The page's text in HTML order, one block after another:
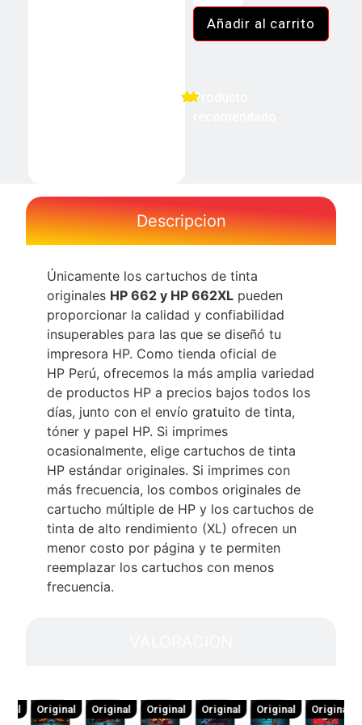
Añadir al carrito
Producto
Descripcion
Únicamente los cartuchos de tinta
originales HP 662 y HP 662XL pueden
proporcionar la calidad y confiabilidad
insuperables para las que se diseñó tu
impresora HP. Como tienda oficial de
HP Perú, ofrecemos la más amplia variedad
de productos HP a precios bajos todos los
días, junto con el envío gratuito de tinta,
tóner y papel HP. Si imprimes
ocasionalmente, elige cartuchos de tinta
HP estándar originales. Si imprimes con
más frecuencia, los combos originales de
cartucho múltiple de HP y los cartuchos de
tinta de alto rendimiento (XL) ofrecen un
menor costo por página y te permiten
reemplazar los cartuchos con menos
frecuencia.
Original Original Original Original Original Original